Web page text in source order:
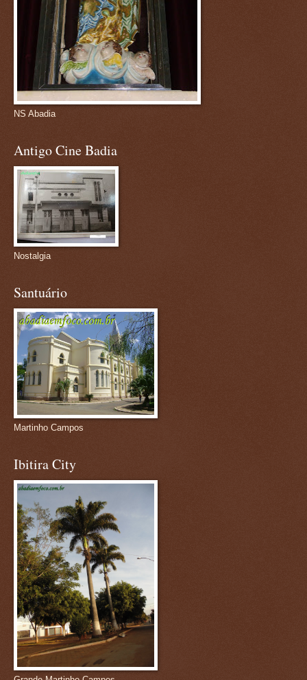
NS Abadia
Antigo Cine Badia
Nostalgia
Santuário
Martinho Campos
Ibitira City